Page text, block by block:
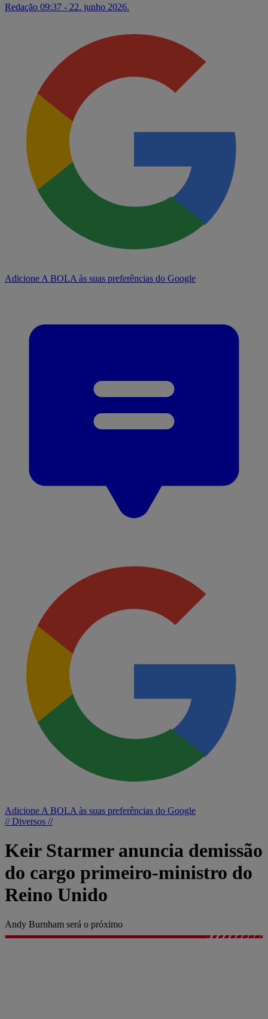
Redação 09:37 - 22. junho 2026.
Adicione A BOLA às suas preferências do Google
Adicione A BOLA às suas preferências do Google
// Diversos //
Keir Starmer anuncia demissão
do cargo primeiro-ministro do
Reino Unido
Andy Burnham será o próximo